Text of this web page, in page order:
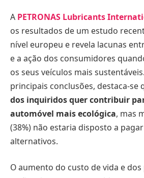
A PETRONAS Lubricants
os resultados de um estudo
nível europeu e revela lacunas
e a ação dos consumidores
os seus veículos mais
principais conclusões, destaca-se
dos inquiridos quer contribuir
automóvel mais ecológica, mas
(38%) não estaria disposto a
alternativos.
O aumento do custo de vida e